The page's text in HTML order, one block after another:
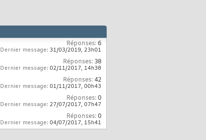
Réponses:6
Dernier message: 31/03/2019, 23h01
Réponses: 38
Dernier message: 02/11/2017, 14h38
Réponses:42
Dernier message: 01/11/2017, 00h43
Réponses:0
Dernier message: 27/07/2017, 07h47
Réponses:0
Dernier message: 04/07/2017, 15h41